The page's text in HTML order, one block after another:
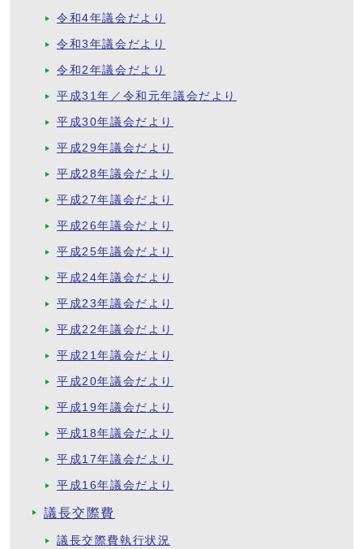
令和4年議会だより
令和3年議会だより
令和2年議会だより
平成31年／令和元年議会だより
平成30年議会だより
平成29年議会だより
平成28年議会だより
平成27年議会だより
平成26年議会だより
平成25年議会だより
平成24年議会だより
平成23年議会だより
平成22年議会だより
平成21年議会だより
平成20年議会だより
平成19年議会だより
平成18年議会だより
平成17年議会だより
平成16年議会だより
議長交際費
議長交際費執行状況